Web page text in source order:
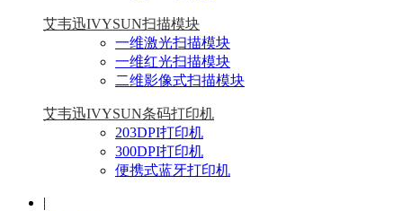
艾韦迅IVYSUN扫描模块
一维激光扫描模块
一维红光扫描模块
二维影像式扫描模块
艾韦迅IVYSUN条码打印机
203DPI打印机
300DPI打印机
便携式蓝牙打印机
|